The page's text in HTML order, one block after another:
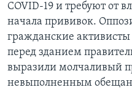
COVID-19 и требуют от
начала прививок.
гражданские
перед зданием
выразили молчаливый
невыполненным